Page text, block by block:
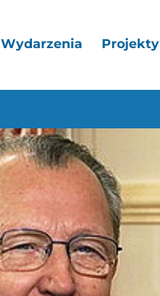
Wydarzenia Projekty